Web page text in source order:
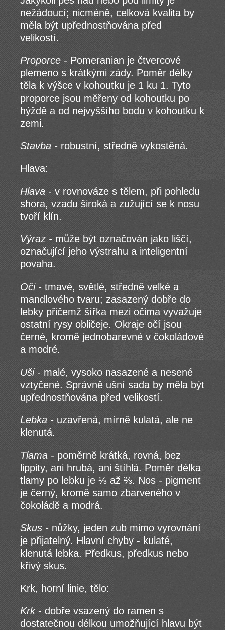
nežádoucí; nicméně, celková kvalita by
měla být upřednostňována před
velikostí.
Proporce - Pomeranian je čtvercové
plemeno s krátkými zády. Poměr délky
těla k výšce v kohoutku je 1 ku 1. Tyto
proporce jsou měřeny od kohoutku po
hýždě a od nejvyššího bodu v kohoutku k
zemi.
Stavba - robustní, středně vykostěná.
Hlava:
Hlava - v rovnováze s tělem, při pohledu
shora, vzadu široká a zužující se k nosu
tvoří klín.
Výraz - může být označován jako liščí,
označující jeho výstrahu a inteligentní
povaha.
Oči - tmavé, světlé, středně velké a
mandlového tvaru; zasazený dobře do
lebky přičemž šířka mezi očima vyvažuje
ostatní rysy obličeje. Okraje očí jsou
černé, kromě jednobarevné v čokoládové
a modré.
Uši - malé, vysoko nasazené a nesené
vztyčené. Správně ušní sada by měla být
upřednostňována před velikostí.
Lebka - uzavřená, mírně kulatá, ale ne
klenutá.
Tlama - poměrně krátká, rovná, bez
lippity, ani hrubá, ani štíhlá. Poměr délka
tlamy po lebku je ⅓ až ⅔. Nos -pigment
je černý, kromě samo zbarveného v
čokoládě a modrá.
Skus - nůžky, jeden zub mimo vyrovnání
je přijatelný. Hlavní chyby - kulaté,
klenutá lebka. Předkus, předkus nebo
křivý skus.
Krk, horní linie, tělo:
Krk- dobře vsazený do ramen s
dostatečnou délkou umožňující hlavu být